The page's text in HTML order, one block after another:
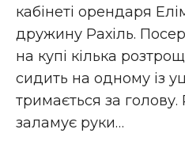
кабінеті орендаря
дружину Рахіль.
на купі кілька
сидить на одному із
тримається за голову.
заламує руки…